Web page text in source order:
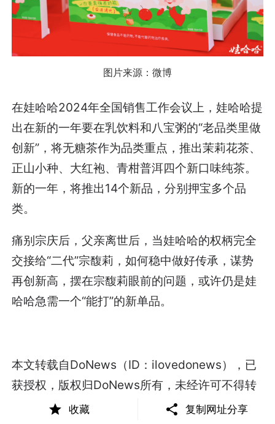
图片来源：微博
在娃哈哈2024年全国销售工作会议上，娃哈哈提
出在新的一年要在乳饮料和八宝粥的“老品类里做
创新”，将无糖茶作为品类重点，推出茉莉花茶、
正山小种、大红袍、青柑普洱四个新口味纯茶。
新的一年，将推出14个新品，分别押宝多个品
类。
痛别宗庆后，父亲离世后，当娃哈哈的权柄完全
交接给“二代”宗馥莉，如何稳中做好传承，谋势
再创新高，摆在宗馥莉眼前的问题，或许仍是娃
哈哈急需一个“能打”的新单品。
本文转载自DoNews（ID：ilovedonews），已
获授权，版权归DoNews所有，未经许可不得转
载或翻译。收藏 复制网址分享